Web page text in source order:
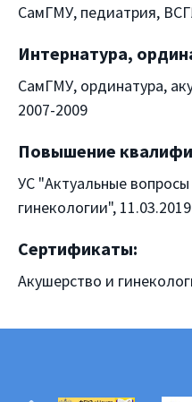
СамГМУ, педиатрия,
Интернатура,
СамГМУ, ординатура,
2007-2009
Повышение
УС "Актуальные
гинекологии",
Сертификаты:
Акушерство и